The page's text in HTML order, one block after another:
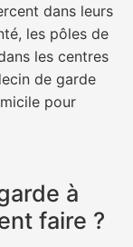
dans leurs
les pôles de
les centres
de garde
pour
à
faire ?